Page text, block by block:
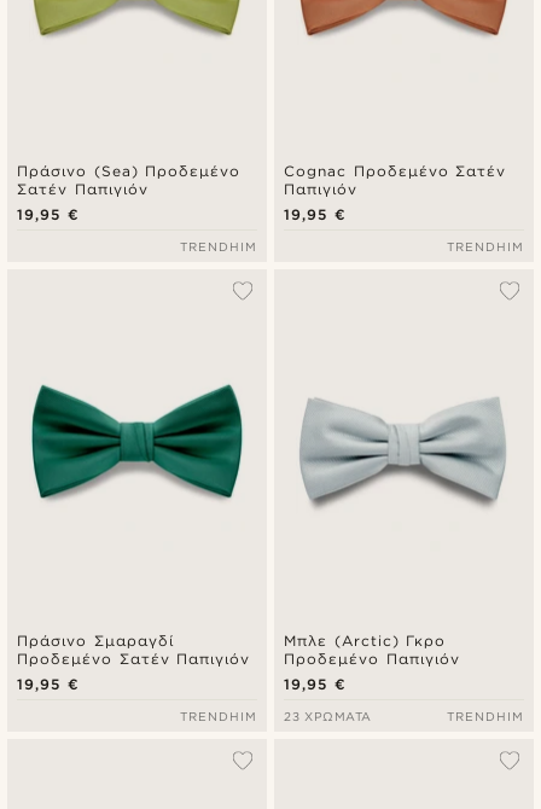
Πράσινο (Sea) Προδεμένο
Σατέν Παπιγιόν
19,95 €
TRENDHIM
Cognac Προδεμένο Σατέν
Παπιγιόν
19,95 €
TRENDHIM
Πράσινο Σμαραγδί
Προδεμένο Σατέν Παπιγιόν
19,95 €
TRENDHIM
Μπλε (Arctic) Γκρο
Προδεμένο Παπιγιόν
19,95 €
23 ΧΡΏΜΑΤΑ TRENDHIM